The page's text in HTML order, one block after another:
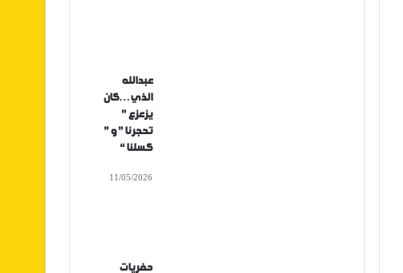
عبدالله
الذي…كان
يزعزع ”
تحجرنا ” و ”
كسلنا “
11/05/2026
حفريات